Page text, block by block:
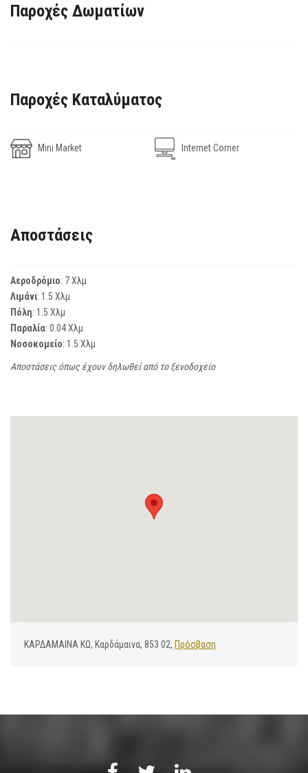
Παροχές Δωματίων
Παροχές Καταλύματος
Mini Market Internet Corner
Αποστάσεις
Αεροδρόμιο: 7 Χλμ
Λιμάνι: 1.5 Χλμ
Πόλη: 1.5 Χλμ
Παραλία: 0.04 Χλμ
Νοσοκομείο: 1.5 Χλμ
Αποστάσεις όπως έχουν δηλωθεί από το ξενοδοχείο
ΚΑΡΔΑΜΑΙΝΑ ΚΩ, Καρδάμαινα, 853 02, Πρόσβαση